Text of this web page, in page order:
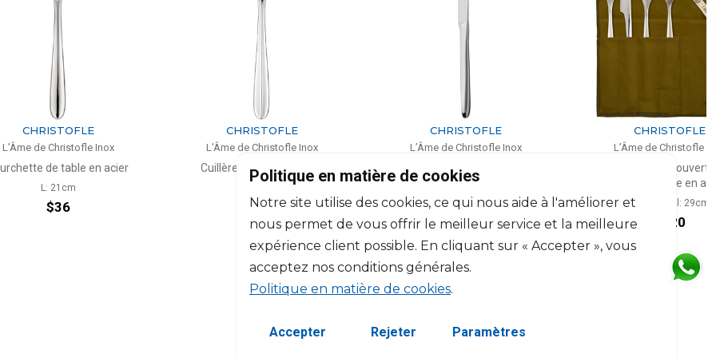
Inox
en acier
CHRISTOFLE
L’Âme de Christofle Inox
Cuillère à soupe en acier
CHRISTOFLE
L’Âme de Christofle Inox
Couteau à steak cranté en acier
$42
CHRISTOFLE
L’Âme de Christofle Inox
L: 38.5cm, l: 29cm
$120
Politique en matière de cookies
Notre site utilise des cookies, ce qui nous aide à l'améliorer et
nous permet de vous offrir le meilleur service et la meilleure
expérience client possible. En cliquant sur « Accepter », vous
acceptez nos conditions générales.
Politique en matière de cookies.
Accepter Rejeter Paramètres